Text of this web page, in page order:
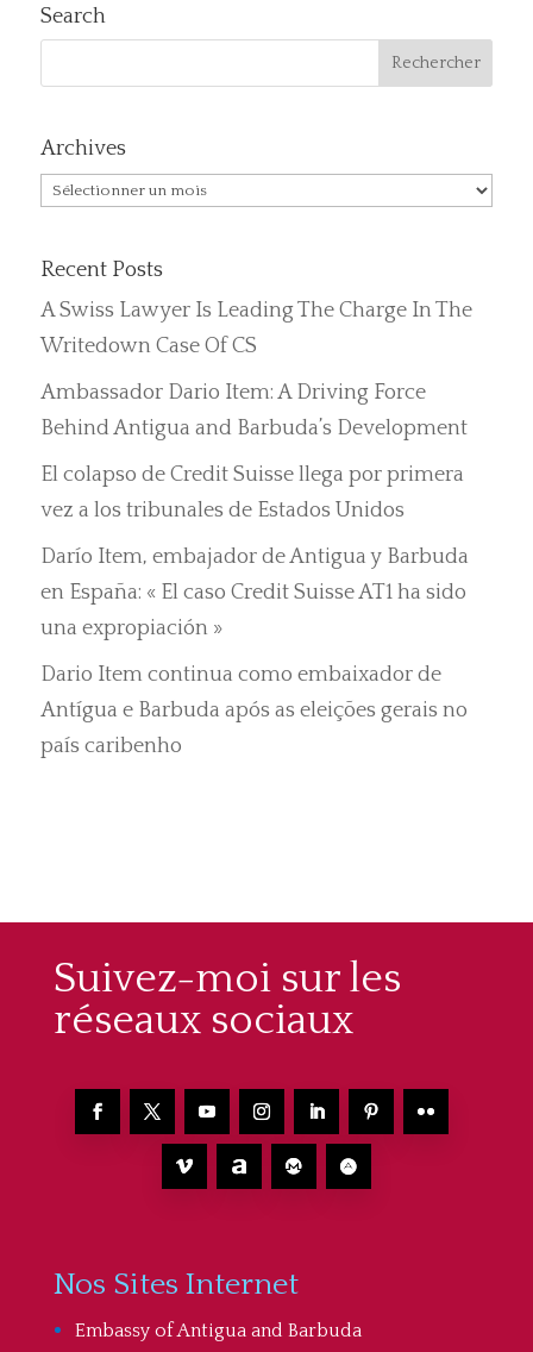
Search
Archives
Archives
Recent Posts
A Swiss Lawyer Is Leading The Charge In The
Writedown Case Of CS
Ambassador Dario Item: A Driving Force
Behind Antigua and Barbuda’s Development
El colapso de Credit Suisse llega por primera
vez a los tribunales de Estados Unidos
Darío Item, embajador de Antigua y Barbuda
en España: « El caso Credit Suisse AT1 ha sido
una expropiación »
Dario Item continua como embaixador de
Antígua e Barbuda após as eleições gerais no
país caribenho
Suivez-moi sur les
réseaux sociaux
Nos Sites Internet
Embassy of Antigua and Barbuda